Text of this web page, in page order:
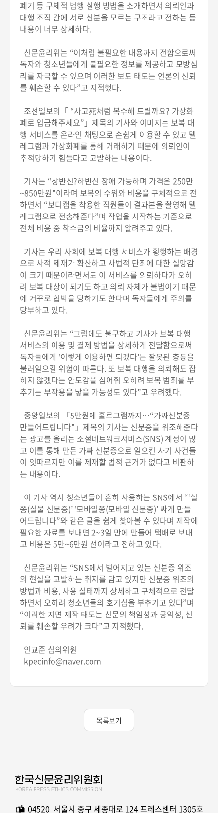
폐기 등 구체적 범행 실행 방법을 소개하면서 의뢰인과
대행 조직 간에 서로 신분을 모르는 구조라고 전하는 등
내용이 너무 상세하다.
신문윤리위는 “이처럼 불필요한 내용까지 전함으로써
독자와 청소년들에게 불필요한 정보를 제공하고 모방심
리를 자극할 수 있으며 이러한 보도 태도는 언론의 신뢰
를 훼손할 수 있다”고 지적했다.
조선일보의「 “사고死처럼 복수해 드릴까요? 가상화
폐로 입금해주세요”」제목의 기사와 이미지는 보복 대
행 서비스를 온라인 채팅으로 손쉽게 이용할 수 있고 텔
레그램과 가상화폐를 통해 거래하기 때문에 의뢰인이
추적당하기 힘들다고 고발하는 내용이다.
기사는 “상반신?하반신 장애 가능하며 가격은 250만
~850만원”이라며 보복의 수위와 비용을 구체적으로 전
하면서 “보디캠을 착용한 직원들이 결과본을 촬영해 텔
레그램으로 전송해준다”며 작업을 시작하는 기준으로
전체 비용 중 착수금의 비율까지 알려주고 있다.
기사는 우리 사회에 보복 대행 서비스가 횡행하는 배경
으로 사적 제재가 확산하고 사법적 단죄에 대한 실망감
이 크기 때문이라면서도 이 서비스를 의뢰하다가 오히
려 보복 대상이 되기도 하고 의뢰 자체가 불법이기 때문
에 거꾸로 협박을 당하기도 한다며 독자들에게 주의를
당부하고 있다.
신문윤리위는 “그럼에도 불구하고 기사가 보복 대행
서비스의 이용 및 결제 방법을 상세하게 전달함으로써
독자들에게 ‘이렇게 이용하면 되겠다’는 잘못된 충동을
불러일으킬 위험이 따른다. 또 보복 대행을 의뢰해도 잡
히지 않겠다는 안도감을 심어줘 오히려 보복 범죄를 부
추기는 부작용을 낳을 가능성도 있다”고 우려했다.
중앙일보의 「5만원에 홀로그램까지…“가짜신분증
만들어드립니다”」제목의 기사는 신분증을 위조해준다
는 광고를 올리는 소셜네트워크서비스(SNS) 계정이 많
고 이를 통해 만든 가짜 신분증으로 일으킨 사기 사건들
이 잇따르지만 이를 제재할 법적 근거가 없다고 비판하
는 내용이다.
이 기사 역시 청소년들이 흔히 사용하는 SNS에서 “‘실
쯩(실물 신분증)’ ‘모바일쯩(모바일 신분증)’ 싸게 만들
어드립니다”와 같은 글을 쉽게 찾아볼 수 있다며 제작에
필요한 자료를 보내면 2~3일 만에 만들어 택배로 보내
고 비용은 5만~6만원 선이라고 전하고 있다.
신문윤리위는 “SNS에서 벌어지고 있는 신분증 위조
의 현실을 고발하는 취지를 담고 있지만 신분증 위조의
방법과 비용, 사용 실태까지 상세하고 구체적으로 전달
하면서 오히려 청소년들의 호기심을 부추기고 있다”며
“이러한 지면 제작 태도는 신문의 책임성과 공익성, 신
뢰를 훼손할 우려가 크다”고 지적했다.
인교준 심의위원
kpecinfo@naver.com
목록보기
04520 서울시 중구 세종대로 124 프레스센터 1305호